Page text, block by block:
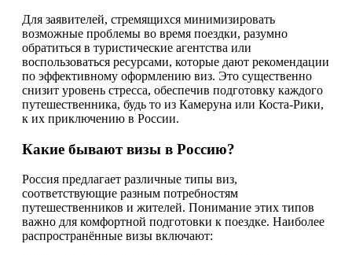
Для заявителей, стремящихся минимизировать
возможные проблемы во время поездки, разумно
обратиться в туристические агентства или
воспользоваться ресурсами, которые дают рекомендации
по эффективному оформлению виз. Это существенно
снизит уровень стресса, обеспечив подготовку каждого
путешественника, будь то из Камеруна или Коста-Рики,
к их приключению в России.
Какие бывают визы в Россию?
Россия предлагает различные типы виз,
соответствующие разным потребностям
путешественников и жителей. Понимание этих типов
важно для комфортной подготовки к поездке. Наиболее
распространённые визы включают: